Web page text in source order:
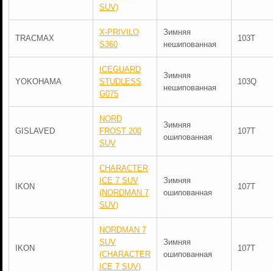
SUV)
TRACMAX
X-PRIVILO
S360
Зимняя
нешипованная
103T
YOKOHAMA
ICEGUARD
STUDLESS
G075
Зимняя
нешипованная
103Q
GISLAVED
NORD
FROST 200
SUV
Зимняя
ошипованная
107T
IKON
CHARACTER
ICE 7 SUV
(NORDMAN 7
SUV)
Зимняя
ошипованная
107T
IKON
NORDMAN 7
SUV
(CHARACTER
ICE 7 SUV)
Зимняя
ошипованная
107T